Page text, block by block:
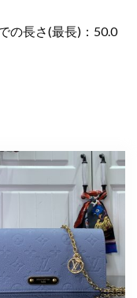
の長さ(最長)：50.0